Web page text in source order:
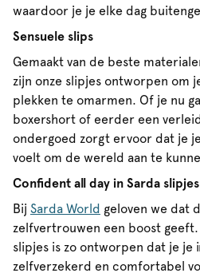
waardoor je je elke dag
Sensuele slips
Gemaakt van de beste
zijn onze slipjes ontworpen om
plekken te omarmen. Of je nu
boxershort of eerder een
ondergoed zorgt ervoor dat je
voelt om de wereld aan te
Confident all day in Sarda slipjes
Bij Sarda World geloven we dat
zelfvertrouwen een boost
slipjes is zo ontworpen dat je je
zelfverzekerd en comfortabel